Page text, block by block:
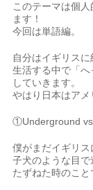
このテーマは個
ます！
今回は単語編。
自分はイギリスに
生活する中で「
していきます。
やはり日本はアメ
①Underground
僕がまだイギリス
子犬のような目
たずねた時のこと